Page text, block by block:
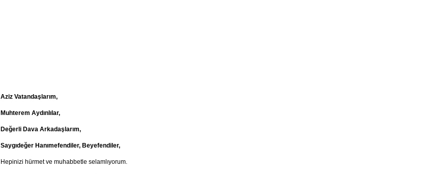
Aziz Vatandaşlarım,
Muhterem Aydınlılar,
Değerli Dava Arkadaşlarım,
Saygıdeğer Hanımefendiler, Beyefendiler,
Hepinizi hürmet ve muhabbetle selamlıyorum.